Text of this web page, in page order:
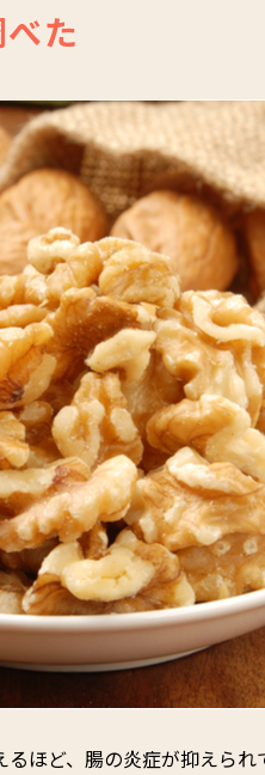
た
ほど、腸の炎症が抑えられ